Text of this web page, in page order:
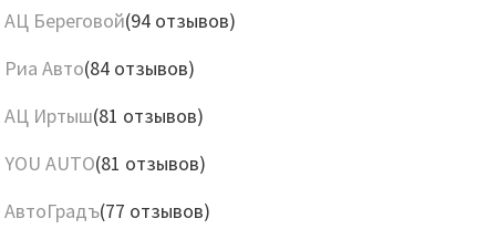
АЦ Береговой(94 отзывов)
Риа Авто(84 отзывов)
АЦ Иртыш(81 отзывов)
YOU AUTO(81 отзывов)
АвтоГрадъ(77 отзывов)